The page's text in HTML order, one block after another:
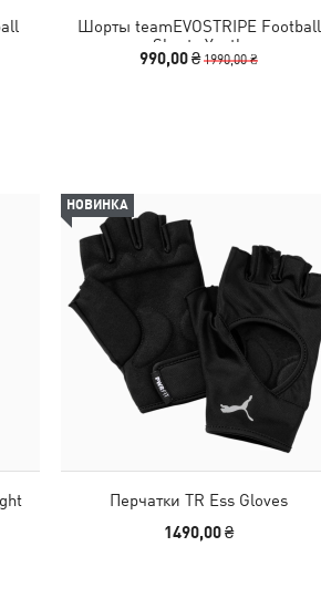
Шорты teamEVOSTRIPE Football
Shorts Youth
990,00 ₴1990,00 ₴
НОВИНКА
Перчатки TR Ess Gloves
1490,00 ₴